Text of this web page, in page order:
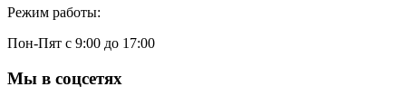
Режим работы:
Пон-Пят с 9:00 до 17:00
Мы в соцсетях